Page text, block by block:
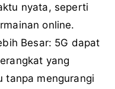
nyata, seperti
online.
Besar: 5G dapat
yang
tanpa mengurangi